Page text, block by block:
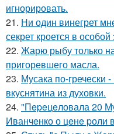
игнорировать.
21. Ни один винегрет
секрет кроется в особой
22. Жарю рыбу только
пригоревшего масла.
23. Мусака по-гречески
вкуснятина из духовки.
24. "Пepeцeловала 20
Иванчeнко о цeнe pоли